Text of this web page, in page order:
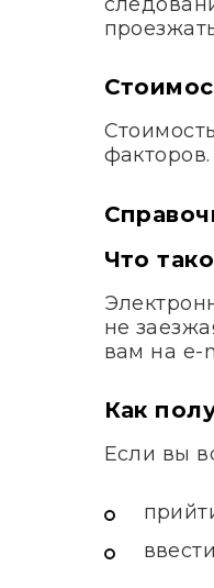
Что
не
вам на e-
Как
Если вы